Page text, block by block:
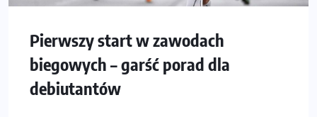
Pierwszy start w zawodach
biegowych – garść porad dla
debiutantów